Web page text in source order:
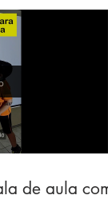
de aula com